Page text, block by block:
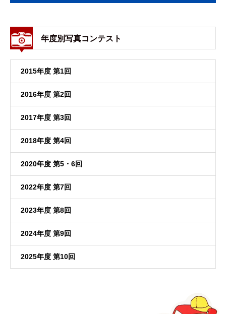
年度別写真コンテスト
2015年度 第1回
2016年度 第2回
2017年度 第3回
2018年度 第4回
2020年度 第5・6回
2022年度 第7回
2023年度 第8回
2024年度 第9回
2025年度 第10回